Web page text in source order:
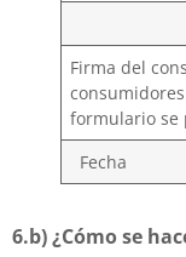
Firma del
formulario se
Fecha
6.b) ¿Cómo se